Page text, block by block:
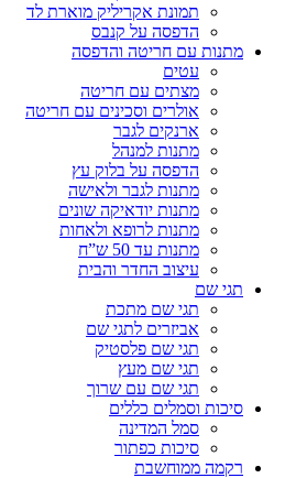
תמונת אקריליק מוארת לד
הדפסה על קנבס
מתנות עם חריטה והדפסה
עטים
מצתים עם חריטה
אולרים וסכינים עם חריטה
ארנקים לגבר
מתנות למנהל
הדפסה על בלוק עץ
מתנות לגבר ולאישה
מתנות יודאיקה שונים
מתנות לרופא ולאחות
מתנות עד 50 ש”ח
עיצוב החדר והבית
תגי שם
תגי שם מתכת
אביזרים לתגי שם
תגי שם פלסטיק
תגי שם מעץ
תגי שם עם שרוך
סיכות וסמלים כללים
סמל המדינה
סיכות כפתור
רקמה ממוחשבת